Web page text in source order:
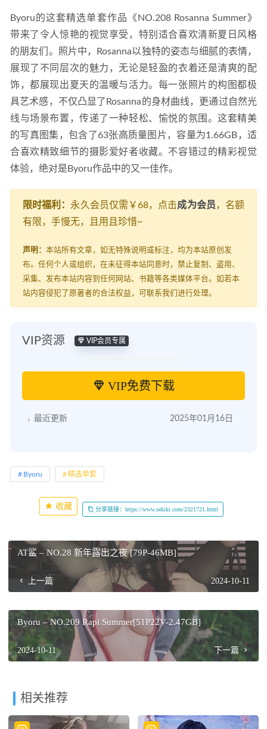
Byoru的这套精选单套作品《NO.208 Rosanna Summer》
带来了令人惊艳的视觉享受，特别适合喜欢清新夏日风格
的朋友们。照片中，Rosanna以独特的姿态与细腻的表情，
展现了不同层次的魅力，无论是轻盈的衣着还是清爽的配
饰，都展现出夏天的温暖与活力。每一张照片的构图都极
具艺术感，不仅凸显了Rosanna的身材曲线，更通过自然光
线与场景布置，传递了一种轻松、愉悦的氛围。这套精美
的写真图集，包含了63张高质量图片，容量为1.66GB，适
合喜欢精致细节的摄影爱好者收藏。不容错过的精彩视觉
体验，绝对是Byoru作品中的又一佳作。
限时福利： 永久会员仅需￥68，点击成为会员，名额
有限，手慢无，且用且珍惜~
声明： 本站所有文章，如无特殊说明或标注，均为本站原创发
布。任何个人或组织，在未征得本站同意时，禁止复制、盗用、
采集、发布本站内容到任何网站、书籍等各类媒体平台。如若本
站内容侵犯了原著者的合法权益，可联系我们进行处理。
VIP资源 VIP会员专属
VIP免费下载
最近更新 2025年01月16日
Byoru 精选单套
收藏 分享链接：https://www.sekiki.com/2321721.html
AT鲨 – NO.28 新年露出之夜 [79P-46MB]
上一篇 2024-10-11
Byoru – NO.209 Rapi Summer[51P22V-2.47GB]
2024-10-11 下一篇
相关推荐